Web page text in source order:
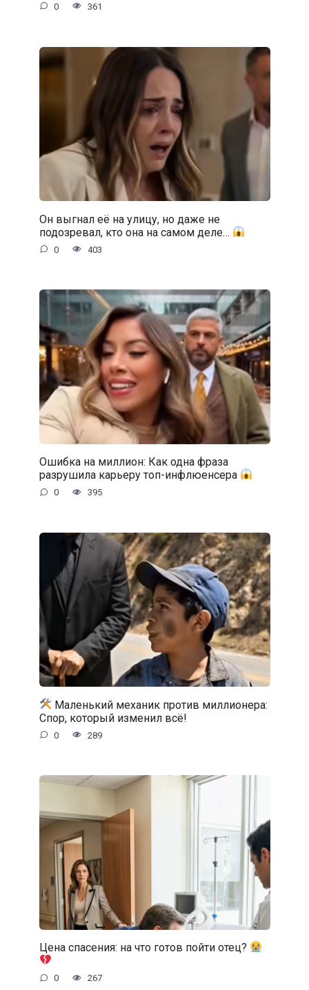
0 361
Он выгнал её на улицу, но даже не
подозревал, кто она на самом деле…
0 403
Ошибка на миллион: Как одна фраза
разрушила карьеру топ-инфлюенсера
0 395
Маленький механик против миллионера:
Спор, который изменил всё!
0 289
Цена спасения: на что готов пойти отец?
0 267